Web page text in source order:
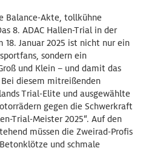
Balance-Akte, tollkühne
8. ADAC Hallen-Trial in der
18. Januar 2025 ist nicht nur ein
sondern ein
und Klein – und damit das
diesem mitreißenden
Trial-Elite und ausgewählte
gegen die Schwerkraft
Trial-Meister 2025“. Auf den
müssen die Zweirad-Profis
und schmale